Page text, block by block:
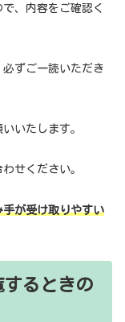
、内容をご確認く
ずご一読いただき
いたします。
せください。
が受け取りやすい
するときの